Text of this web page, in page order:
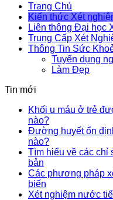
Trang Chủ
Kiến thức Xét
Liên thông Đại học
Trung Cấp Xét
Thông Tin Sức
Tuyển dụng
Làm Đẹp
Tin mới
Khối u máu ở trẻ
nào?
Đường huyết ổn
nào?
Tìm hiểu về các chỉ
bản
Các phương pháp
biến
Xét nghiệm nước